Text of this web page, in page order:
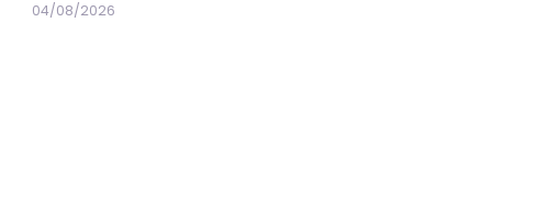
04/08/2026